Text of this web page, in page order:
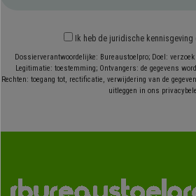
Ik heb de juridische kennisgeving
Dossierverantwoordelijke: Bureaustoelpro; Doel:
Legitimatie: toestemming; Ontvangers: de gegevens
Rechten: toegang tot, rectificatie, verwijdering van de
uitleggen in ons